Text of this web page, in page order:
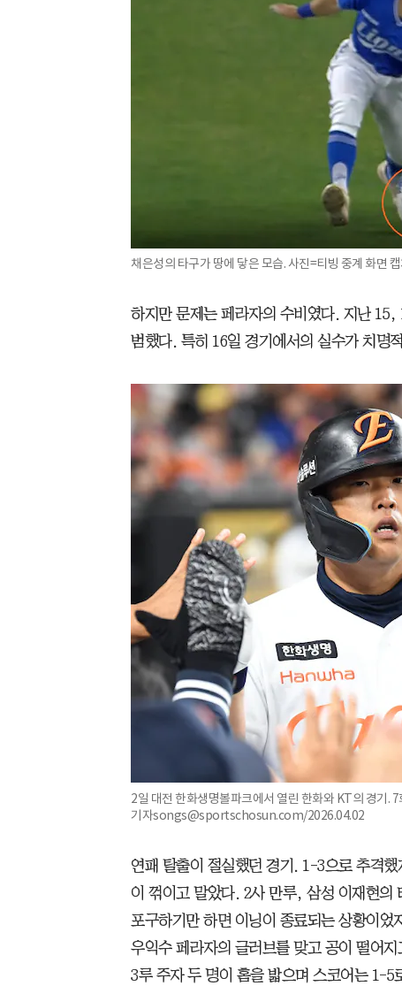
채은성의 타구가 땅에 닿은 모습. 사진=티빙 중계 화면 캡
하지만 문제는 페라자의 수비였다. 지난
범했다. 특히 16일 경기에서의 실수가 치명
2일 대전 한화생명볼파크에서 열린 한화와 KT의 경기.
기자songs@sportschosun.com/2026.04.02
연패 탈출이 절실했던 경기. 1-3으로 추격
이 꺾이고 말았다. 2사 만루, 삼성 이재현의
포구하기만 하면 이닝이 종료되는 상황이
우익수 페라자의 글러브를 맞고 공이 떨어
3루 주자 두 명이 홈을 밟으며 스코어는 1-5